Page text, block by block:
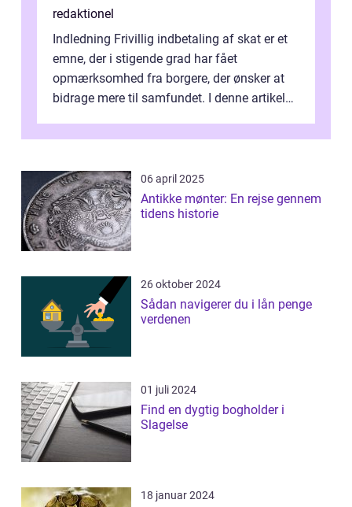
redaktionel
Indledning Frivillig indbetaling af skat er et
emne, der i stigende grad har fået
opmærksomhed fra borgere, der ønsker at
bidrage mere til samfundet. I denne artikel
06 april 2025
Antikke mønter: En rejse gennem
tidens historie
26 oktober 2024
Sådan navigerer du i lån penge
verdenen
01 juli 2024
Find en dygtig bogholder i
Slagelse
18 januar 2024